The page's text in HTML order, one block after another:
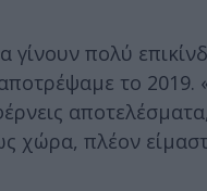
πολύ
το 2019.
χώρα, πλέον